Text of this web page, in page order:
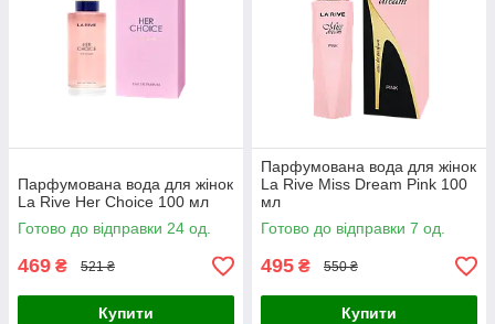
Парфумована вода для жінок
La Rive Her Choice 100 мл
Готово до відправки 24 од.
469 ₴ 521 ₴
Купити
Парфумована вода для жінок
La Rive Miss Dream Pink 100
мл
Готово до відправки 7 од.
495 ₴ 550 ₴
Купити